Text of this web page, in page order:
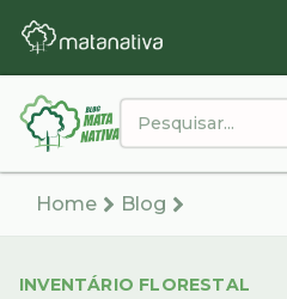
Home Blog
INVENTÁRIO FLORESTAL